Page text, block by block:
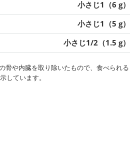
小さじ1（6 g）
小さじ1（5 g）
小さじ1/2（1.5 g）
骨や内臓を取り除いたもので、食べられる
しています。